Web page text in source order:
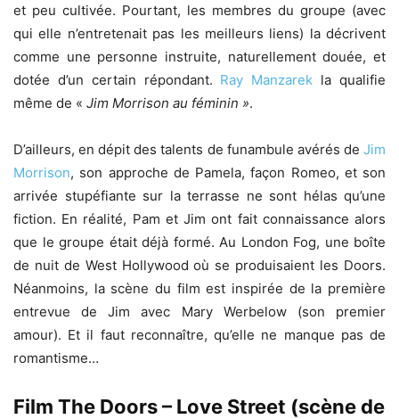
et peu cultivée. Pourtant, les membres du groupe (avec
qui elle n’entretenait pas les meilleurs liens) la décrivent
comme une personne instruite, naturellement douée, et
dotée d’un certain répondant. Ray Manzarek la qualifie
même de « Jim Morrison au féminin ».
D’ailleurs, en dépit des talents de funambule avérés de Jim
Morrison, son approche de Pamela, façon Romeo, et son
arrivée stupéfiante sur la terrasse ne sont hélas qu’une
fiction. En réalité, Pam et Jim ont fait connaissance alors
que le groupe était déjà formé. Au London Fog, une boîte
de nuit de West Hollywood où se produisaient les Doors.
Néanmoins, la scène du film est inspirée de la première
entrevue de Jim avec Mary Werbelow (son premier
amour). Et il faut reconnaître, qu’elle ne manque pas de
romantisme…
Film The Doors – Love Street (scène de